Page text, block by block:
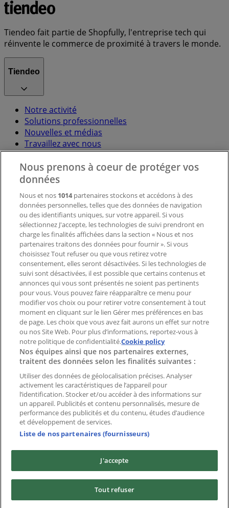
Tiendeo fait partie de Shopfully, l'entreprise tech qui
réinvente le commerce de proximité à travers le monde.
Tiendeo
Notre activité
Solutions professionnelles
Nouvelles et médias
Travaillez avec nous
Contactez-nous
Demande marketing et professionnelle
Magasin mal situé sur la carte
Signaler un prospectus
Vous rencontrez un problème technique sur l’appli
ou le site?
Index
Marques
Marques locales
Enseignes
Commerces à proximité
Produits
Produits locaux
Villes
Télécharger l'appli Tiendeo
Copyright © Tiendeo ® 2026 · Shopfully Marketing S.L.U. –
Nous prenons à coeur de protéger vos
données
Nous et nos 1014partenaires stockons et accédons à des
données personnelles, telles que des données de navigation
ou des identifiants uniques, sur votre appareil. Si vous
sélectionnez J'accepte, les technologies de suivi prendront en
charge les finalités affichées dans la section « Nous et nos
partenaires traitons des données pour fournir ». Si vous
choisissez Tout refuser ou que vous retirez votre
consentement, elles seront désactivées. Si les technologies de
suivi sont désactivées, il est possible que certains contenus et
annonces qui vous sont présentés ne soient pas pertinents
pour vous. Vous pouvez faire réapparaître ce menu pour
modifier vos choix ou pour retirer votre consentement à tout
moment en cliquant sur le lien Gérer mes préférences en bas
de page. Les choix que vous avez fait aurons un effet sur notre
ou nos Site Web. Pour plus d’informations, reportez-vous à
notre politique de confidentialité.Cookie policy
Nos équipes ainsi que nos partenaires externes,
traitent des données selon les finalités suivantes :
Utiliser des données de géolocalisation précises. Analyser
activement les caractéristiques de l’appareil pour
l’identification. Stocker et/ou accéder à des informations sur
un appareil. Publicités et contenu personnalisés, mesure de
performance des publicités et du contenu, études d’audience
et développement de services.
Liste de nos partenaires (fournisseurs)
J'accepte
Tout refuser